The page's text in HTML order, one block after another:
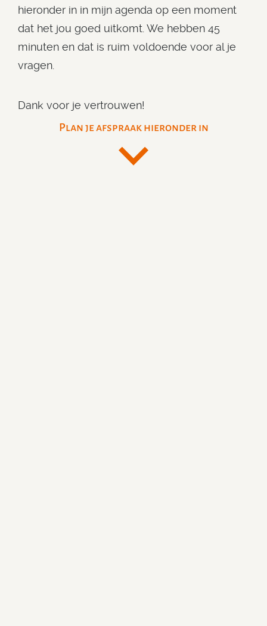
hieronder in in mijn agenda op een moment
dat het jou goed uitkomt. We hebben 45
minuten en dat is ruim voldoende voor al je
vragen.
Dank voor je vertrouwen!
Plan je afspraak hieronder in